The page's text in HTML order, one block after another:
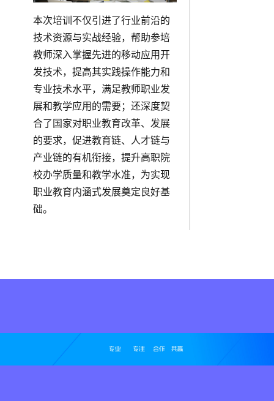
本次培训不仅引进了行业前沿的
技术资源与实战经验，帮助参培
教师深入掌握先进的移动应用开
发技术，提高其实践操作能力和
专业技术水平，满足教师职业发
展和教学应用的需要；还深度契
合了国家对职业教育改革、发展
的要求，促进教育链、人才链与
产业链的有机衔接，提升高职院
校办学质量和教学水准，为实现
职业教育内涵式发展奠定良好基
础。